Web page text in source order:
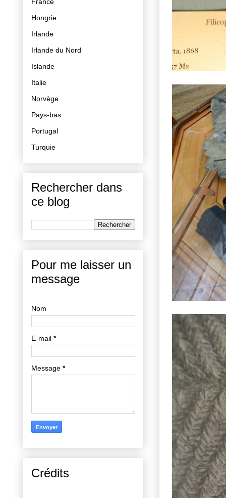
Hongrie
Irlande
Irlande du Nord
Islande
Italie
Norvège
Pays-bas
Portugal
Turquie
Rechercher dans
ce blog
Pour me laisser un
message
Nom
E-mail *
Message *
Crédits